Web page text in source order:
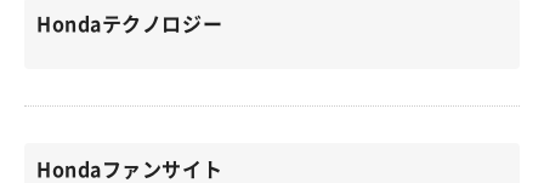
Hondaテクノロジー
Hondaファンサイト